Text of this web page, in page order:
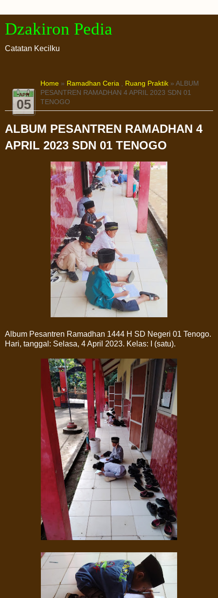
Dzakiron Pedia
Catatan Kecilku
APR
05
Home » Ramadhan Ceria , Ruang Praktik » ALBUM
PESANTREN RAMADHAN 4 APRIL 2023 SDN 01
TENOGO
ALBUM PESANTREN RAMADHAN 4
APRIL 2023 SDN 01 TENOGO
Album Pesantren Ramadhan 1444 H SD Negeri 01 Tenogo.
Hari, tanggal: Selasa, 4 April 2023. Kelas: I (satu).